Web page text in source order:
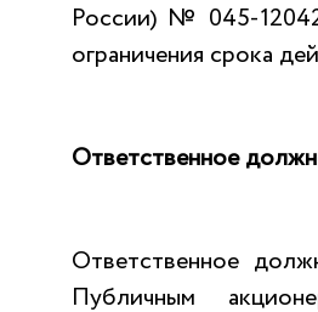
России) № 045-
ограничения срока
Ответственное
Ответственное
Публичным